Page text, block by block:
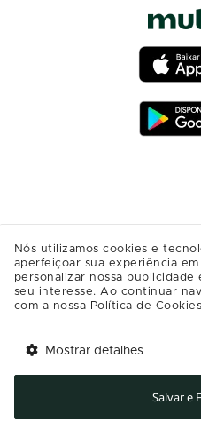
Nós utilizamos cookies e
aperfeiçoar sua experiência em
personalizar nossa
seu interesse. Ao continuar
com a nossa Política de
Mostrar detalhes
Salvar e
Baixe agora o